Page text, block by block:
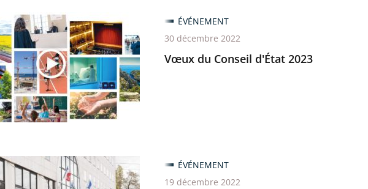
Vœux du Conseil d'État 2023
ÉVÉNEMENT
30 décembre 2022
ÉVÉNEMENT
19 décembre 2022